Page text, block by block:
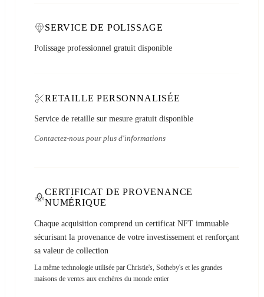
SERVICE DE POLISSAGE
Polissage professionnel gratuit disponible
RETAILLE PERSONNALISÉE
Service de retaille sur mesure gratuit disponible
Contactez-nous pour plus d'informations
CERTIFICAT DE PROVENANCE
NUMÉRIQUE
Chaque acquisition comprend un certificat NFT immuable
sécurisant la provenance de votre investissement et renforçant
sa valeur de collection
La même technologie utilisée par Christie's, Sotheby's et les grandes
maisons de ventes aux enchères du monde entier